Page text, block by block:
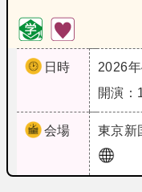
日時
2026
開演：
会場 東京新